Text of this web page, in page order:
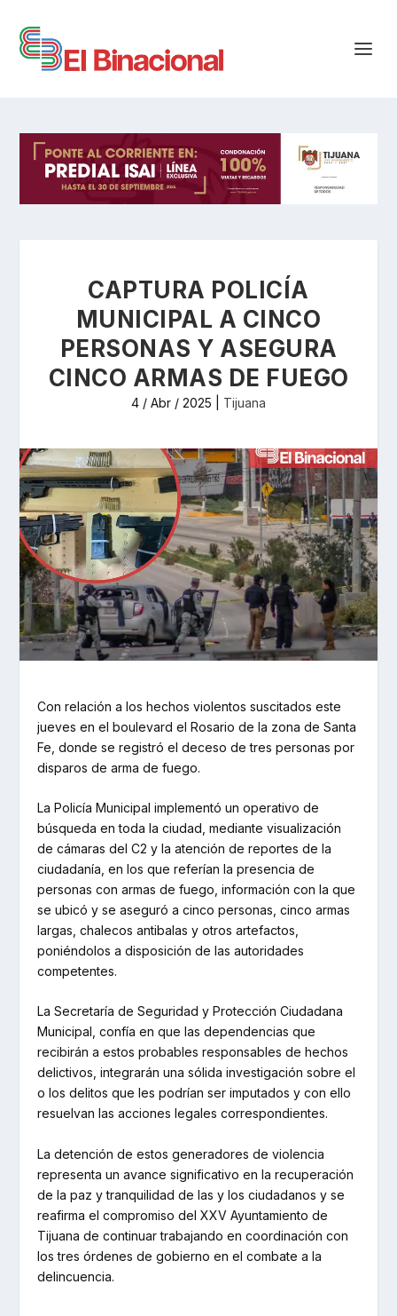
CAPTURA POLICÍA
MUNICIPAL A CINCO
PERSONAS Y ASEGURA
CINCO ARMAS DE FUEGO
4 / Abr / 2025 Tijuana
Con relación a los hechos violentos suscitados este
jueves en el boulevard el Rosario de la zona de Santa
Fe, donde se registró el deceso de tres personas por
disparos de arma de fuego.
La Policía Municipal implementó un operativo de
búsqueda en toda la ciudad, mediante visualización
de cámaras del C2 y la atención de reportes de la
ciudadanía, en los que referían la presencia de
personas con armas de fuego, información con la que
se ubicó y se aseguró a cinco personas, cinco armas
largas, chalecos antibalas y otros artefactos,
poniéndolos a disposición de las autoridades
competentes.
La Secretaría de Seguridad y Protección Ciudadana
Municipal, confía en que las dependencias que
recibirán a estos probables responsables de hechos
delictivos, integrarán una sólida investigación sobre el
o los delitos que les podrían ser imputados y con ello
resuelvan las acciones legales correspondientes.
La detención de estos generadores de violencia
representa un avance significativo en la recuperación
de la paz y tranquilidad de las y los ciudadanos y se
reafirma el compromiso del XXV Ayuntamiento de
Tijuana de continuar trabajando en coordinación con
los tres órdenes de gobierno en el combate a la
delincuencia.